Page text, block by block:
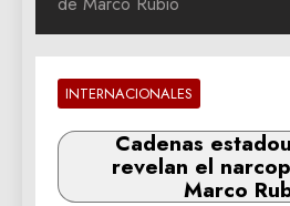
INTERNACIONALES
Cadenas
revelan el
Marco